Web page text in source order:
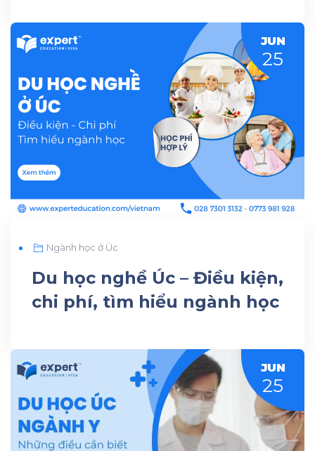
JUN
25
Ngành học ở Úc
Du học nghề Úc – Điều kiện,
chi phí, tìm hiểu ngành học
JUN
25